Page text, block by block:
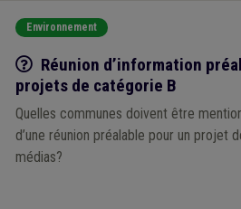
Environnement
Q/R
Réunion d’information
projets de catégorie B
Quelles communes doivent être
d’une réunion préalable pour un projet
médias?